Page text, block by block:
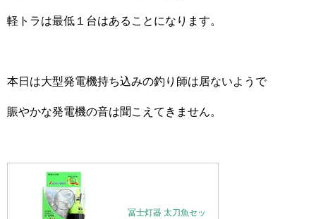
軽トラは最低１台はあることになります。
本日は大型発電機持ち込みの釣り師は居ないようで
賑やかな発電機の音は聞こえてきません。
冨士灯器 太刀魚セッ